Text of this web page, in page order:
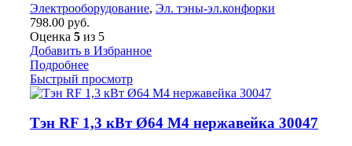
Электрооборудование, Эл. тэны-эл.конфорки
798.00 руб.
Оценка 5 из 5
Добавить в Избранное
Подробнее
Быстрый просмотр
Тэн RF 1,3 кВт Ø64 М4 нержавейка 30047